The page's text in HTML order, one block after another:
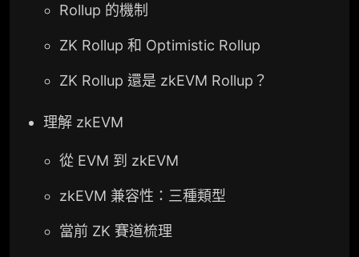
Rollup 的機制
ZK Rollup 和 Optimistic Rollup
ZK Rollup 還是 zkEVM Rollup？
理解 zkEVM
從 EVM 到 zkEVM
zkEVM 兼容性：三種類型
當前 ZK 賽道梳理